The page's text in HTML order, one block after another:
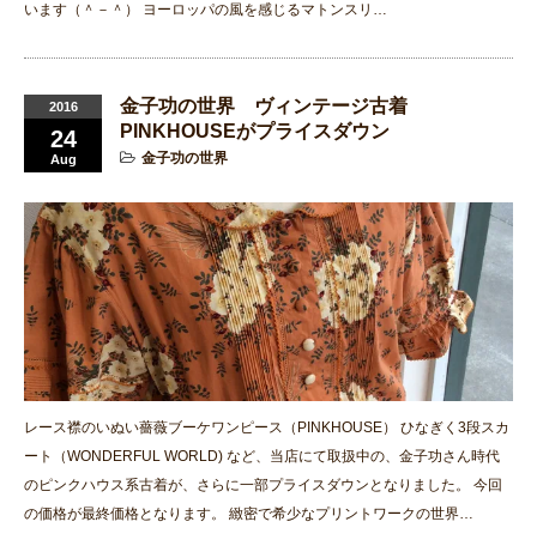
います（＾－＾） ヨーロッパの風を感じるマトンスリ…
2016
24
Aug
金子功の世界 ヴィンテージ古着
PINKHOUSEがプライスダウン
金子功の世界
レース襟のいぬい薔薇ブーケワンピース（PINKHOUSE） ひなぎく3段スカ
ート（WONDERFUL WORLD) など、当店にて取扱中の、金子功さん時代
のピンクハウス系古着が、さらに一部プライスダウンとなりました。 今回
の価格が最終価格となります。 緻密で希少なプリントワークの世界…